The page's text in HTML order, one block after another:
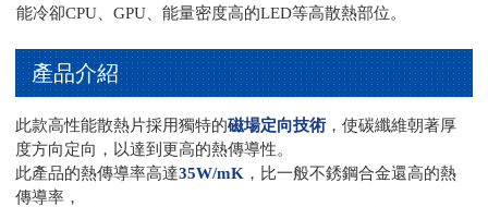
能冷卻CPU、GPU、能量密度高的LED等高散熱部位。
產品介紹
此款高性能散熱片採用獨特的磁場定向技術 ，使碳纖維朝著厚
度方向定向，以達到更高的熱傳導性。
此產品的熱傳導率高達35W/mK ，比一般不銹鋼合金還高的熱
傳導率，